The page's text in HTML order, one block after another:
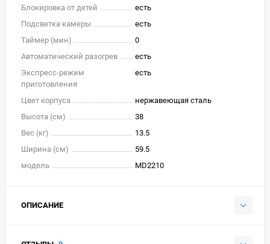
Блокировка от детей
есть
Подсветка камеры
есть
Таймер (мин)
0
Автоматический разогрев
есть
Экспресс-режим
приготовления
есть
Цвет корпуса
нержавеющая сталь
Высота (см)
38
Вес (кг)
13.5
Ширина (см)
59.5
модель
MD2210
ОПИСАНИЕ